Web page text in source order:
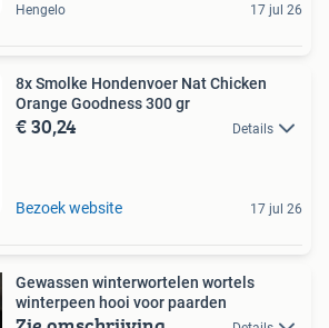
Hengelo 17 jul 26
8x Smolke Hondenvoer Nat Chicken
Orange Goodness 300 gr
€ 30,24 Details
Bezoek website 17 jul 26
Gewassen winterwortelen wortels
winterpeen hooi voor paarden